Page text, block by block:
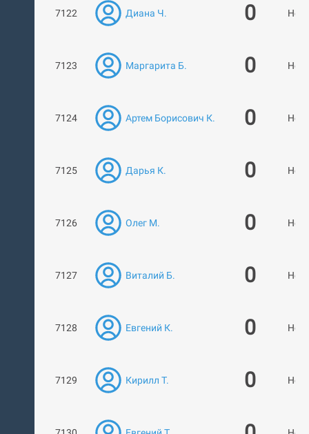
7122 Диана Ч. 0 Нет
7123 Маргарита Б. 0 Нет
7124 Артем Борисович К. 0 Нет
7125 Дарья К. 0 Нет
7126 Олег М. 0 Нет
7127 Виталий Б. 0 Нет
7128 Евгений К. 0 Нет
7129 Кирилл Т. 0 Нет